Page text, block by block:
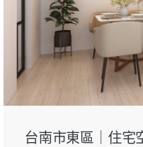
台南市東區｜住宅